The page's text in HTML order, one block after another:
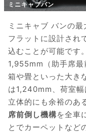
ミニキャブバン
ミニキャブ バンの
フラットに設計され
込むことが可能です
1,955mm（助手席
箱や畳といった大き
は1,240mm、荷室
立体的にも余裕のあ
席前倒し機構を全車
とでカーペットなど